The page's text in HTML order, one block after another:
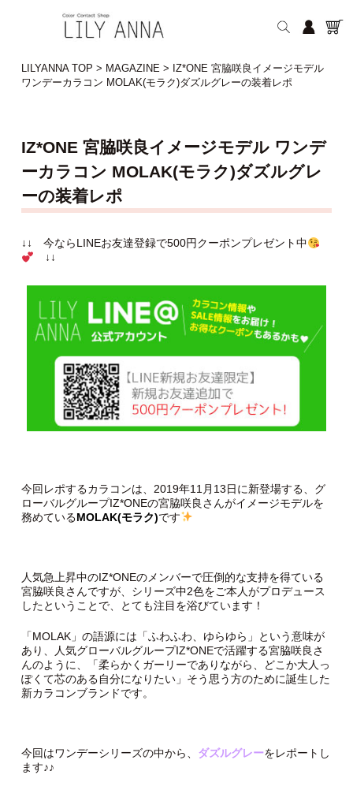
LILYANNA TOP > MAGAZINE> IZ*ONE 宮脇咲良イメージモデル
ワンデーカラコン MOLAK(モラク)ダズルグレーの装着レポ
IZ*ONE 宮脇咲良イメージモデル ワンデ
ーカラコン MOLAK(モラク)ダズルグレ
ーの装着レポ
↓↓ 今ならLINEお友達登録で500円クーポンプレゼント中
↓↓
今回レポするカラコンは、2019年11月13日に新登場する、グ
ローバルグループIZ*ONEの宮脇咲良さんがイメージモデルを
務めているMOLAK(モラク)です
人気急上昇中のIZ*ONEのメンバーで圧倒的な支持を得ている
宮脇咲良さんですが、シリーズ中2色をご本人がプロデュース
したということで、とても注目を浴びています！
「MOLAK」の語源には「ふわふわ、ゆらゆら」という意味が
あり、人気グローバルグループIZ*ONEで活躍する宮脇咲良さ
んのように、「柔らかくガーリーでありながら、どこか大人っ
ぽくて芯のある自分になりたい」そう思う方のために誕生した
新カラコンブランドです。
今回はワンデーシリーズの中から、 ダズルグレーをレポートし
ます♪♪